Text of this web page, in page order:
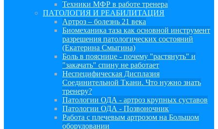
Техники МФР в работе тренера
ПАТОЛОГИЯ И РЕАБИЛИТАЦИЯ
Артроз – болезнь 21 века
Биомеханика таза как основной инструмент
разрешения патологических состояний
(Екатерина Смыгина)
Боль в пояснице - почему "растянуть" и
"закачать" спину не работает
Неспецифическая Дисплазия
Соединительной Ткани. Что нужно знать
тренеру?
Патологии ОДА - артроз крупных суставов
Патологии ОДА - Позвоночник
Работа с плечевым артрозом на Большом
оборудовании